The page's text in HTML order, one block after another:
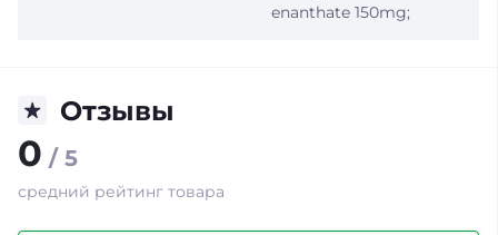
enanthate 150mg;
Отзывы
0 / 5
средний рейтинг товара